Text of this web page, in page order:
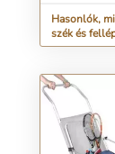
Hasonlók,
szék és